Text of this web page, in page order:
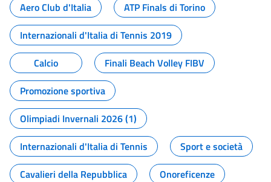
Aero Club d'Italia
ATP Finals di Torino
Internazionali d'Italia di Tennis 2019
Calcio
Finali Beach Volley FIBV
Promozione sportiva
Olimpiadi Invernali 2026 (1)
Internazionali d'Italia di Tennis
Sport e società
Cavalieri della Repubblica
Onoreficenze